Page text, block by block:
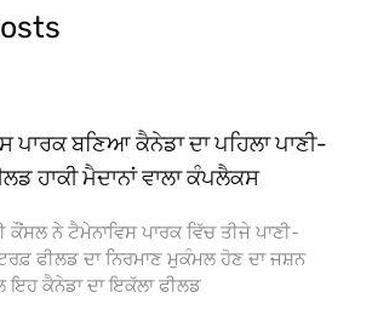
ਪਾਰਕ ਬਣਿਆ ਕੈਨੇਡਾ ਦਾ ਪਹਿਲਾ ਪਾਣੀ-
ਹਾਕੀ ਮੈਦਾਨਾਂ ਵਾਲਾ ਕੰਪਲੈਕਸ
ਕੌਂਸਲ ਨੇ ਟੈਮੇਨਾਵਿਸ ਪਾਰਕ ਵਿੱਚ ਤੀਜੇ ਪਾਣੀ-
ਫੀਲਡ ਦਾ ਨਿਰਮਾਣ ਮੁਕੰਮਲ ਹੋਣ ਦਾ ਜਸ਼ਨ
ਕੈਨੇਡਾ ਦਾ ਇਕੱਲਾ ਫੀਲਡ